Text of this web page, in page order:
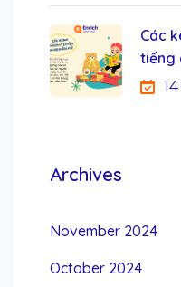
Các
tiếng
Archives
November 2024
October 2024